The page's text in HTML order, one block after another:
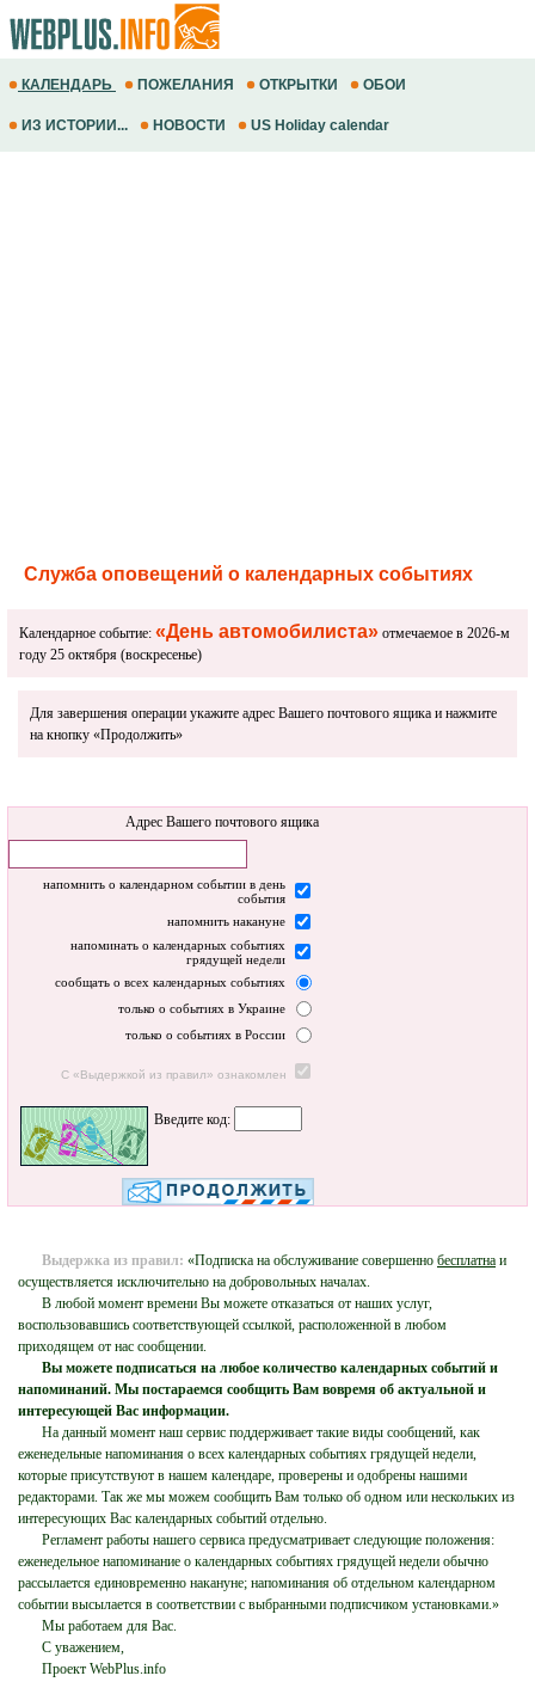
КАЛЕНДАРЬ ПОЖЕЛАНИЯ ОТКРЫТКИ ОБОИ
ИЗ ИСТОРИИ... НОВОСТИ US Holiday calendar
Служба оповещений о календарных событиях
Календарное событие: «День автомобилиста» отмечаемое в 2026-м
году 25 октября (воскресенье)
Для завершения операции укажите адрес Вашего почтового ящика и нажмите
на кнопку «Продолжить»
Адрес Вашего почтового ящика
напомнить о календарном событии в день
события
напомнить накануне
напоминать о календарных событиях
грядущей недели
сообщать о всех календарных событиях
только о событиях в Украине
только о событиях в России
С «Выдержкой из правил» ознакомлен
Введите код:
Выдержка из правил: «Подписка на обслуживание совершенно бесплатна и
осуществляется исключительно на добровольных началах.
В любой момент времени Вы можете отказаться от наших услуг,
воспользовавшись соответствующей ссылкой, расположенной в любом
приходящем от нас сообщении.
Вы можете подписаться на любое количество календарных событий и
напоминаний. Мы постараемся сообщить Вам вовремя об актуальной и
интересующей Вас информации.
На данный момент наш сервис поддерживает такие виды сообщений, как
еженедельные напоминания о всех календарных событиях грядущей недели,
которые присутствуют в нашем календаре, проверены и одобрены нашими
редакторами. Так же мы можем сообщить Вам только об одном или нескольких из
интересующих Вас календарных событий отдельно.
Регламент работы нашего сервиса предусматривает следующие положения:
еженедельное напоминание о календарных событиях грядущей недели обычно
рассылается единовременно накануне; напоминания об отдельном календарном
событии высылается в соответствии с выбранными подписчиком установками.»
Мы работаем для Вас.
С уважением,
Проект WebPlus.info